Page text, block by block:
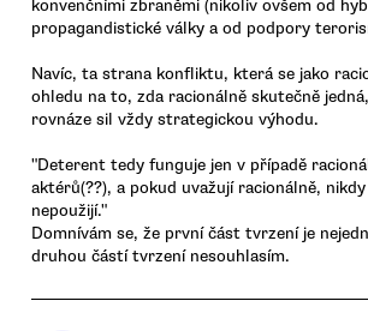
konvenčními zbraněmi (nikoliv ovšem od
propagandistické války a od podpory
Navíc, ta strana konfliktu, která se jako
ohledu na to, zda racionálně skutečně
rovnáze sil vždy strategickou výhodu.
"Deterent tedy funguje jen v případě
aktérů(??), a pokud uvažují racionálně,
nepoužijí."
Domnívám se, že první část tvrzení je
druhou částí tvrzení nesouhlasím.